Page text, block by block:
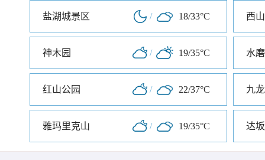
盐湖城景区 / 18/33°C 西
神木园 / 19/35°C 水
红山公园 / 22/37°C 九
雅玛里克山 / 19/35°C 达